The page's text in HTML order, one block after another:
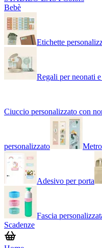
Bebè
Etichette
Regali per neonati
Ciuccio personalizzato con
personalizzato
Adesivo per porta
Fascia
Scadenze